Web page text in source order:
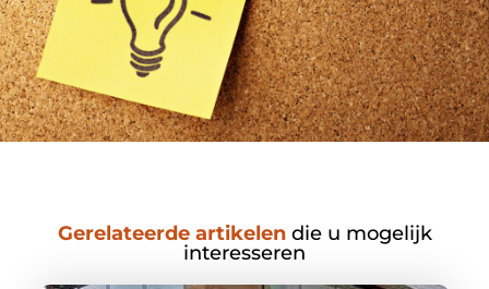
Gerelateerde artikelendie u mogelijk
interesseren